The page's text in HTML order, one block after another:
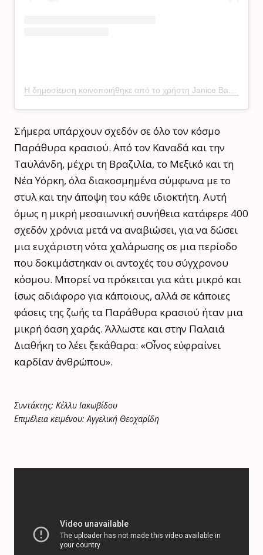
Η δημοσίευση κοινοποιήθηκε από το χρήστη Janice Baker (@janicebaker)
Σήμερα υπάρχουν σχεδόν σε όλο τον κόσμο
Παράθυρα κρασιού. Από τον Καναδά και την
Ταϋλάνδη, μέχρι τη Βραζιλία, το Μεξικό και τη
Νέα Υόρκη, όλα διακοσμημένα σύμφωνα με το
στυλ και την άποψη του κάθε ιδιοκτήτη. Αυτή
όμως η μικρή μεσαιωνική συνήθεια κατάφερε 400
σχεδόν χρόνια μετά να αναβιώσει, για να δώσει
μια ευχάριστη νότα χαλάρωσης σε μια περίοδο
που δοκιμάστηκαν οι αντοχές του σύγχρονου
κόσμου. Μπορεί να πρόκειται για κάτι μικρό και
ίσως αδιάφορο για κάποιους, αλλά σε κάποιες
φάσεις της ζωής τα Παράθυρα κρασιού ήταν μια
μικρή όαση χαράς. Άλλωστε και στην Παλαιά
Διαθήκη το λέει ξεκάθαρα: «Οἶνος εὐφραίνει
καρδίαν ἀνθρώπου».
Συντάκτης: Κέλλυ Ιακωβίδου
Επιμέλεια κειμένου: Αγγελική Θεοχαρίδη